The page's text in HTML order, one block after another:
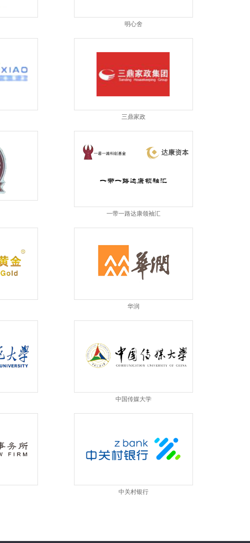
明心舍
三鼎家政
一带一路达康领袖汇
华润
中国传媒大学
中关村银行